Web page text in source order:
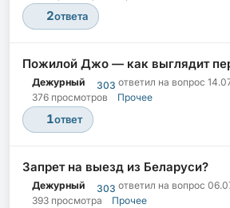
2ответа
Пожилой Джо — как выглядит
Дежурный 303 ответил на вопрос
376 просмотров
Прочее
1ответ
Запрет на выезд из Беларуси?
Дежурный 303 ответил на вопрос
393 просмотра
Прочее